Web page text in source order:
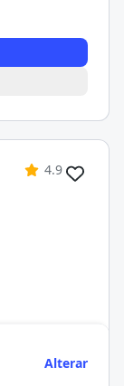
4.9
Alterar